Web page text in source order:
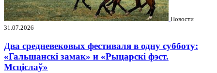
Новости
31.07.2026
Два средневековых фестиваля в одну субботу:
«Гальшанскі замак» и «Рыцарскі фэст.
Мсціслаў»